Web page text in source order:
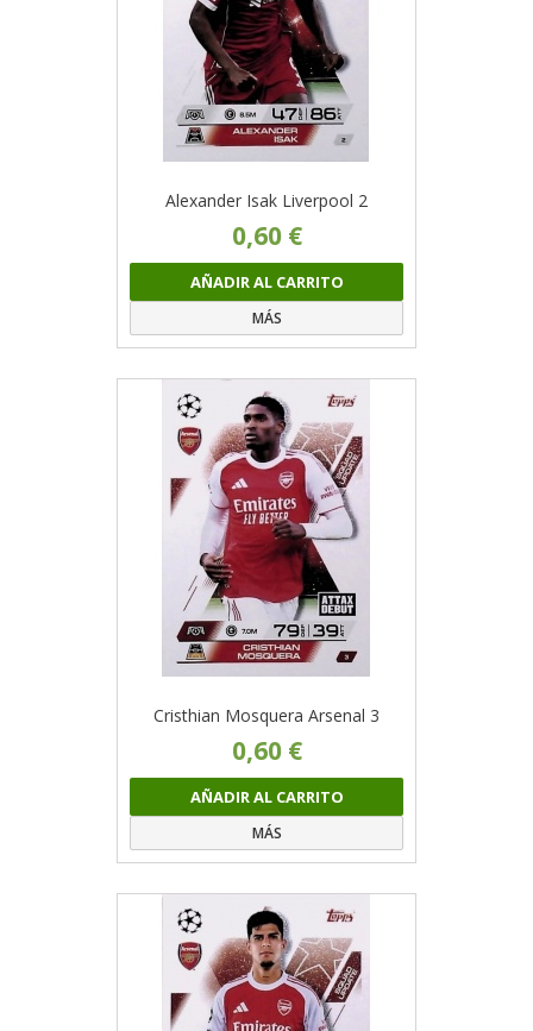
Alexander Isak Liverpool 2
0,60 €
AÑADIR AL CARRITO
MÁS
Cristhian Mosquera Arsenal 3
0,60 €
AÑADIR AL CARRITO
MÁS